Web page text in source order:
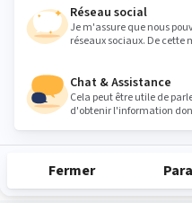
Vendredi
Dimanche